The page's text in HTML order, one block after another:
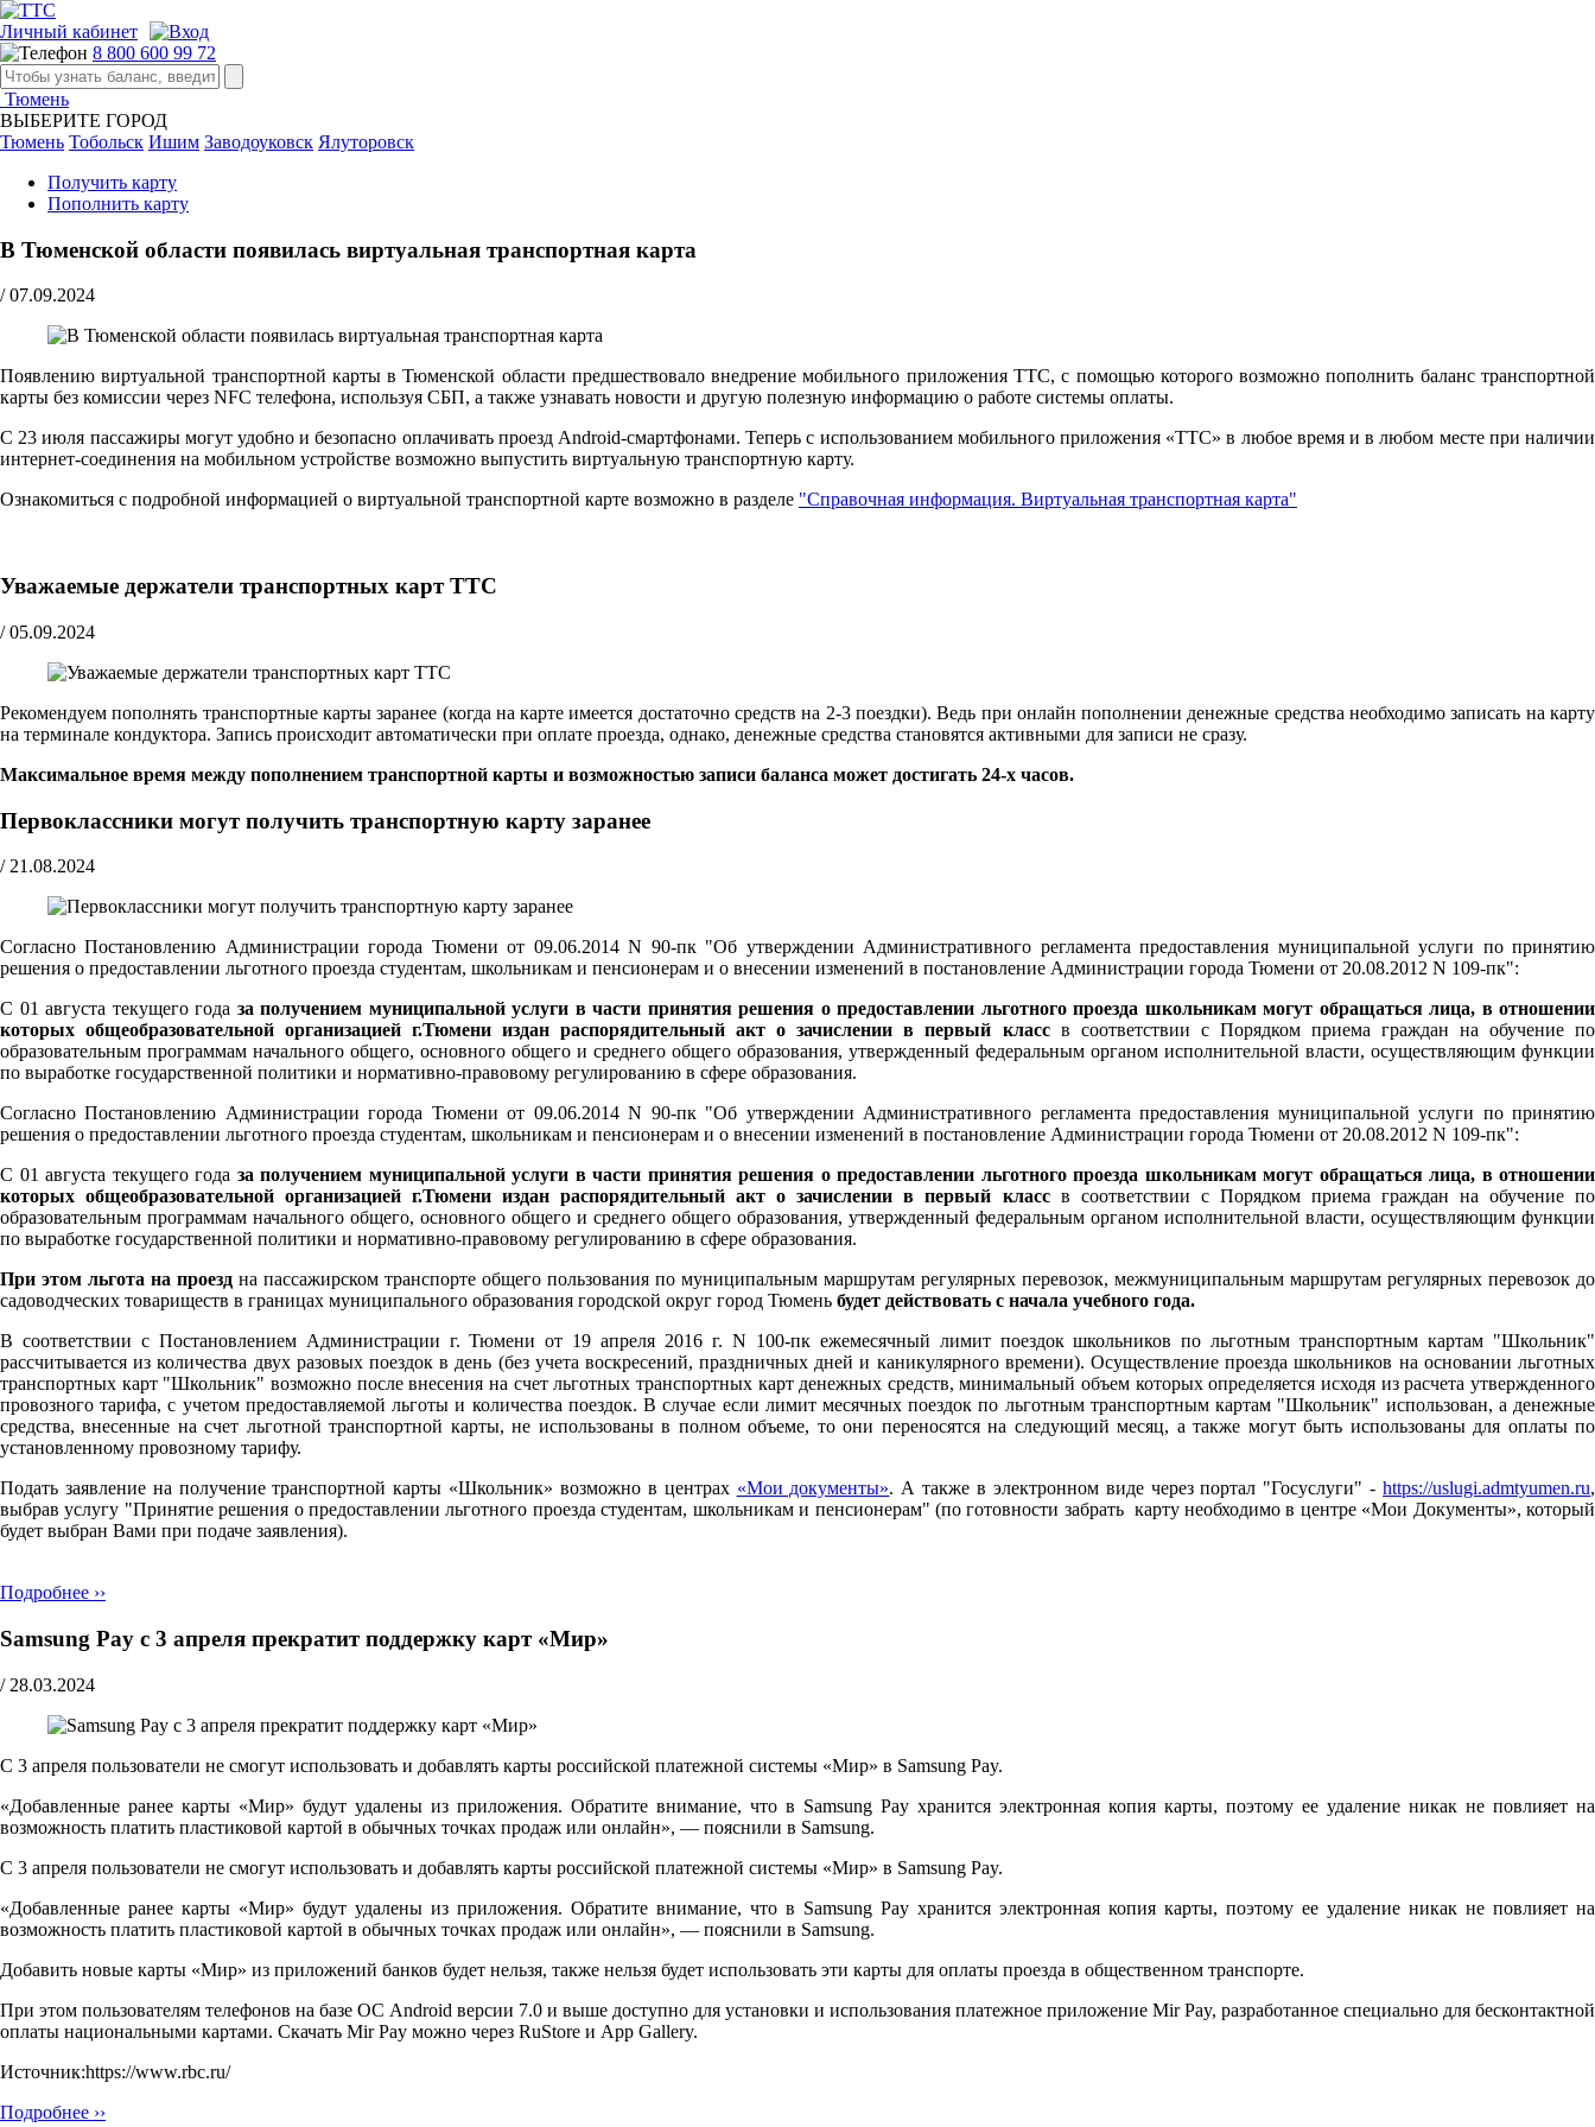
Личный кабинет
8 800 600 99 72
Тюмень
ВЫБЕРИТЕ ГОРОД
Тюмень Тобольск Ишим Заводоуковск Ялуторовск
Получить карту
Пополнить карту
В Тюменской области появилась виртуальная транспортная карта
/ 07.09.2024
Появлению виртуальной транспортной карты в Тюменской области предшествовало внедрение мобильного приложения ТТС, с помощью которого возможно пополнить баланс транспортной
карты без комиссии через NFC телефона, используя СБП, а также узнавать новости и другую полезную информацию о работе системы оплаты.
С 23 июля пассажиры могут удобно и безопасно оплачивать проезд Android-смартфонами. Теперь с использованием мобильного приложения «ТТС» в любое время и в любом месте при наличии
интернет-соединения на мобильном устройстве возможно выпустить виртуальную транспортную карту.
Ознакомиться с подробной информацией о виртуальной транспортной карте возможно в разделе "Справочная информация. Виртуальная транспортная карта"
Уважаемые держатели транспортных карт ТТС
/ 05.09.2024
Рекомендуем пополнять транспортные карты заранее (когда на карте имеется достаточно средств на 2-3 поездки). Ведь при онлайн пополнении денежные средства необходимо записать на карту
на терминале кондуктора. Запись происходит автоматически при оплате проезда, однако, денежные средства становятся активными для записи не сразу.
Максимальное время между пополнением транспортной карты и возможностью записи баланса может достигать 24-х часов.
Первоклассники могут получить транспортную карту заранее
/ 21.08.2024
Согласно Постановлению Администрации города Тюмени от 09.06.2014 N 90-пк "Об утверждении Административного регламента предоставления муниципальной услуги по принятию
решения о предоставлении льготного проезда студентам, школьникам и пенсионерам и о внесении изменений в постановление Администрации города Тюмени от 20.08.2012 N 109-пк":
С 01 августа текущего года за получением муниципальной услуги в части принятия решения о предоставлении льготного проезда школьникам могут обращаться лица, в отношении
которых общеобразовательной организацией г.Тюмени издан распорядительный акт о зачислении в первый классв соответствии с Порядком приема граждан на обучение по
образовательным программам начального общего, основного общего и среднего общего образования, утвержденный федеральным органом исполнительной власти, осуществляющим функции
по выработке государственной политики и нормативно-правовому регулированию в сфере образования.
Согласно Постановлению Администрации города Тюмени от 09.06.2014 N 90-пк "Об утверждении Административного регламента предоставления муниципальной услуги по принятию
решения о предоставлении льготного проезда студентам, школьникам и пенсионерам и о внесении изменений в постановление Администрации города Тюмени от 20.08.2012 N 109-пк":
С 01 августа текущего года за получением муниципальной услуги в части принятия решения о предоставлении льготного проезда школьникам могут обращаться лица, в отношении
которых общеобразовательной организацией г.Тюмени издан распорядительный акт о зачислении в первый классв соответствии с Порядком приема граждан на обучение по
образовательным программам начального общего, основного общего и среднего общего образования, утвержденный федеральным органом исполнительной власти, осуществляющим функции
по выработке государственной политики и нормативно-правовому регулированию в сфере образования.
При этом льгота на проезд на пассажирском транспорте общего пользования по муниципальным маршрутам регулярных перевозок, межмуниципальным маршрутам регулярных перевозок до
садоводческих товариществ в границах муниципального образования городской округ город Тюмень будет действовать с начала учебного года.
В соответствии с Постановлением Администрации г. Тюмени от 19 апреля 2016 г. N 100-пк ежемесячный лимит поездок школьников по льготным транспортным картам "Школьник"
рассчитывается из количества двух разовых поездок в день (без учета воскресений, праздничных дней и каникулярного времени). Осуществление проезда школьников на основании льготных
транспортных карт "Школьник" возможно после внесения на счет льготных транспортных карт денежных средств, минимальный объем которых определяется исходя из расчета утвержденного
провозного тарифа, с учетом предоставляемой льготы и количества поездок. В случае если лимит месячных поездок по льготным транспортным картам "Школьник" использован, а денежные
средства, внесенные на счет льготной транспортной карты, не использованы в полном объеме, то они переносятся на следующий месяц, а также могут быть использованы для оплаты по
установленному провозному тарифу.
Подать заявление на получение транспортной карты «Школьник» возможно в центрах «Мои документы». А также в электронном виде через портал "Госуслуги" -https://uslugi.admtyumen.ru,
выбрав услугу "Принятие решения о предоставлении льготного проезда студентам, школьникам и пенсионерам" (по готовности забрать карту необходимо в центре «Мои Документы», который
будет выбран Вами при подаче заявления).
Подробнее ››
Samsung Pay с 3 апреля прекратит поддержку карт «Мир»
/ 28.03.2024
С 3 апреля пользователи не смогут использовать и добавлять карты российской платежной системы «Мир» в Samsung Pay.
«Добавленные ранее карты «Мир» будут удалены из приложения. Обратите внимание, что в Samsung Pay хранится электронная копия карты, поэтому ее удаление никак не повлияет на
возможность платить пластиковой картой в обычных точках продаж или онлайн», — пояснили в Samsung.
С 3 апреля пользователи не смогут использовать и добавлять карты российской платежной системы «Мир» в Samsung Pay.
«Добавленные ранее карты «Мир» будут удалены из приложения. Обратите внимание, что в Samsung Pay хранится электронная копия карты, поэтому ее удаление никак не повлияет на
возможность платить пластиковой картой в обычных точках продаж или онлайн», — пояснили в Samsung.
Добавить новые карты «Мир» из приложений банков будет нельзя, также нельзя будет использовать эти карты для оплаты проезда в общественном транспорте.
При этом пользователям телефонов на базе ОС Android версии 7.0 и выше доступно для установки и использования платежное приложение Mir Pay, разработанное специально для бесконтактной
оплаты национальными картами. Скачать Mir Pay можно через RuStore и App Gallery.
Источник:https://www.rbc.ru/
Подробнее ››